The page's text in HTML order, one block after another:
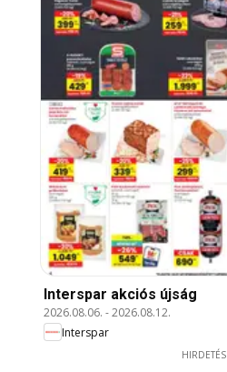
Interspar akciós újság
2026.08.06. -2026.08.12.
Interspar
HIRDETÉS